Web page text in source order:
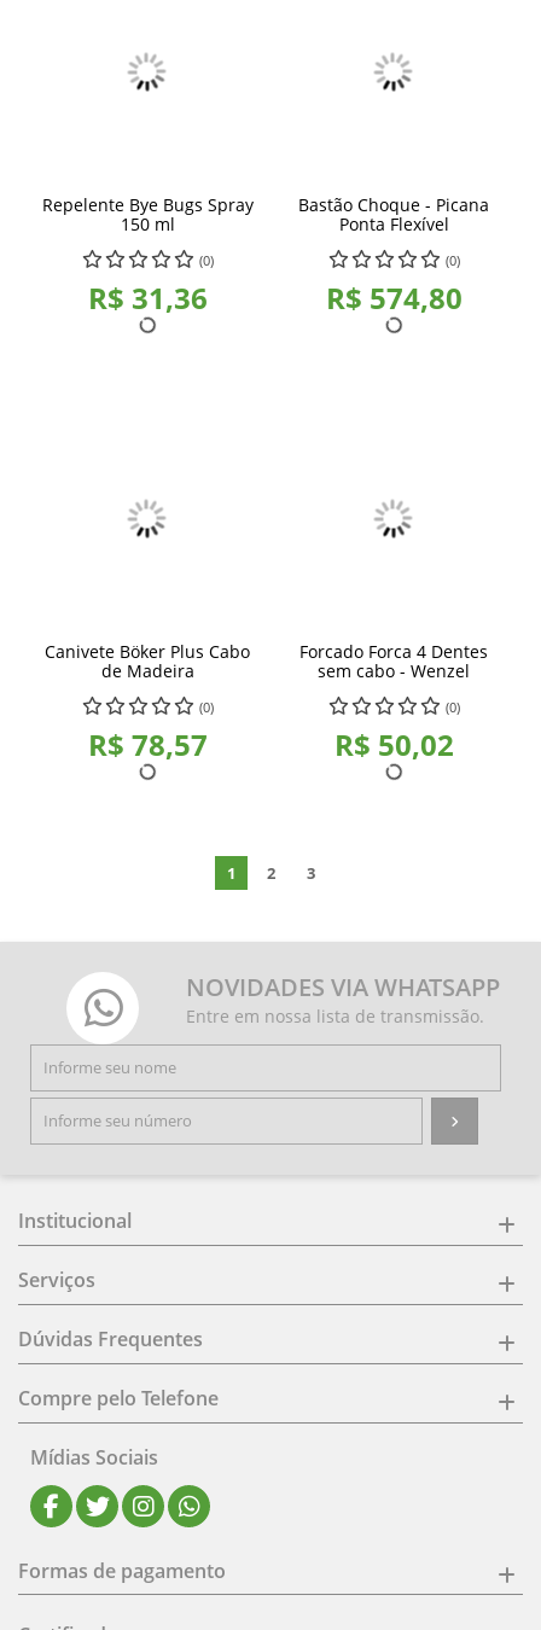
Repelente Bye Bugs Spray
150 ml
(0)
R$ 31,36
Bastão Choque - Picana
Ponta Flexível
(0)
R$ 574,80
Canivete Böker Plus Cabo
de Madeira
(0)
R$ 78,57
Forcado Forca 4 Dentes
sem cabo - Wenzel
(0)
R$ 50,02
1 2 3
NOVIDADES VIA WHATSAPP
Entre em nossa lista de transmissão.
Institucional
Serviços
Dúvidas Frequentes
Compre pelo Telefone
Mídias Sociais
Formas de pagamento